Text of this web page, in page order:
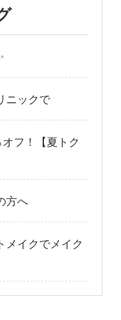
ニックで
フ！【夏トク
方へ
メイクでメイク